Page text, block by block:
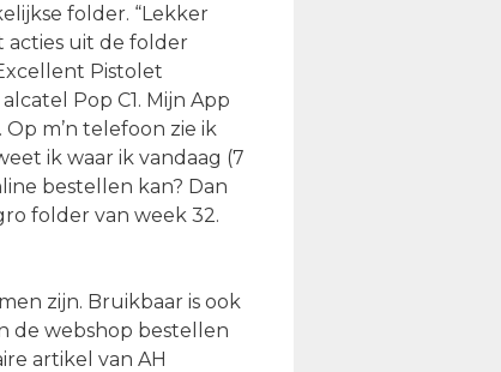
folder. “Lekker
acties uit de folder
Pistolet
Pop C1. Mijn App
m’n telefoon zie ik
ik waar ik vandaag (7
bestellen kan? Dan
folder van week 32.
zijn. Bruikbaar is ook
de webshop bestellen
artikel van AH